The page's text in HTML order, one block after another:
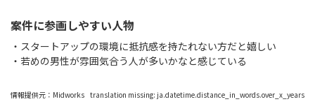
案件に参画しやすい人物
・スタートアップの環境に抵抗感を持たれない方だと嬉しい
・若めの男性が雰囲気合う人が多いかなと感じている
情報提供元： Midworks translation missing: ja.datetime.distance_in_words.over_x_years